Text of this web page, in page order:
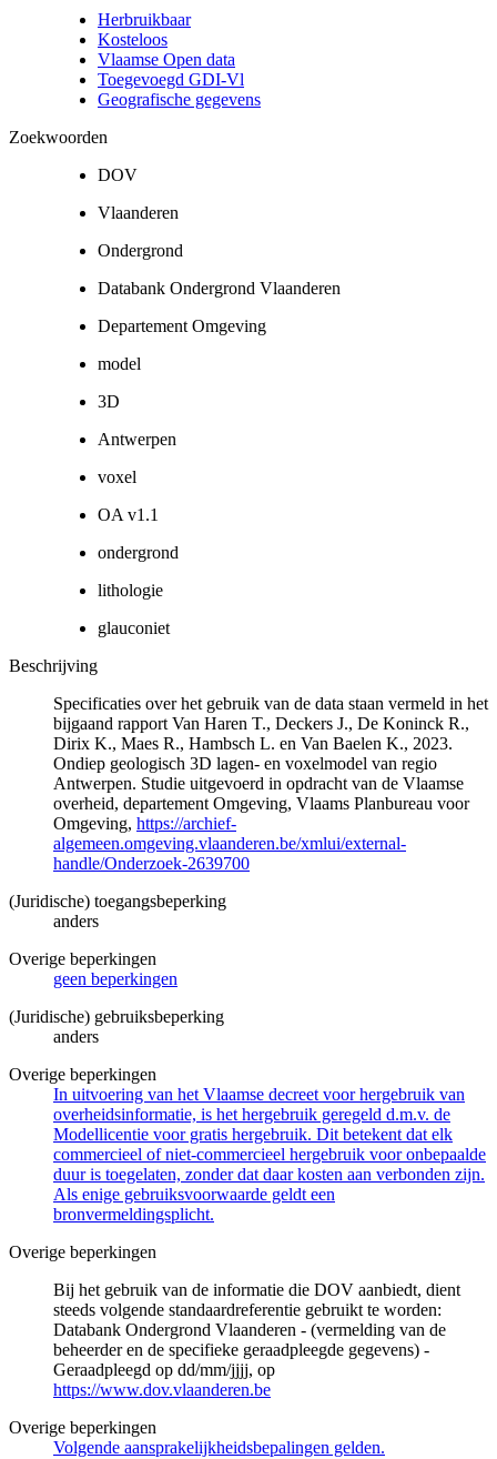
Herbruikbaar
Kosteloos
Vlaamse Open data
Toegevoegd GDI-Vl
Geografische gegevens
Zoekwoorden
DOV
Vlaanderen
Ondergrond
Databank Ondergrond Vlaanderen
Departement Omgeving
model
3D
Antwerpen
voxel
OA v1.1
ondergrond
lithologie
glauconiet
Beschrijving
Specificaties over het gebruik van de data staan vermeld in het
bijgaand rapport Van Haren T., Deckers J., De Koninck R.,
Dirix K., Maes R., Hambsch L. en Van Baelen K., 2023.
Ondiep geologisch 3D lagen- en voxelmodel van regio
Antwerpen. Studie uitgevoerd in opdracht van de Vlaamse
overheid, departement Omgeving, Vlaams Planbureau voor
Omgeving, https://archief-
algemeen.omgeving.vlaanderen.be/xmlui/external-
handle/Onderzoek-2639700
(Juridische) toegangsbeperking
anders
Overige beperkingen
geen beperkingen
(Juridische) gebruiksbeperking
anders
Overige beperkingen
In uitvoering van het Vlaamse decreet voor hergebruik van
overheidsinformatie, is het hergebruik geregeld d.m.v. de
Modellicentie voor gratis hergebruik. Dit betekent dat elk
commercieel of niet-commercieel hergebruik voor onbepaalde
duur is toegelaten, zonder dat daar kosten aan verbonden zijn.
Als enige gebruiksvoorwaarde geldt een
bronvermeldingsplicht.
Overige beperkingen
Bij het gebruik van de informatie die DOV aanbiedt, dient
steeds volgende standaardreferentie gebruikt te worden:
Databank Ondergrond Vlaanderen - (vermelding van de
beheerder en de specifieke geraadpleegde gegevens) -
Geraadpleegd op dd/mm/jjjj, op
https://www.dov.vlaanderen.be
Overige beperkingen
Volgende aansprakelijkheidsbepalingen gelden.